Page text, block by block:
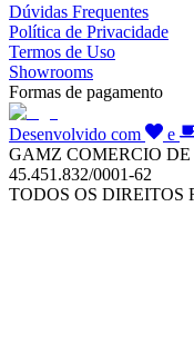
Dúvidas Frequentes
Política de Privacidade
Termos de Uso
Showrooms
Formas de pagamento
Desenvolvido com e
GAMZ COMERCIO
45.451.832/0001-62
TODOS OS DIREITOS